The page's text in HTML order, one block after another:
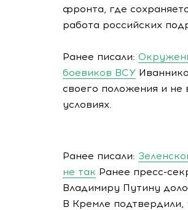
фронта, где
работа российских
Ранее писали:
боевиков ВСУ
своего положения и не
условиях.
Ранее писали:
не так Ранее пресс-
Владимиру Путину
В Кремле